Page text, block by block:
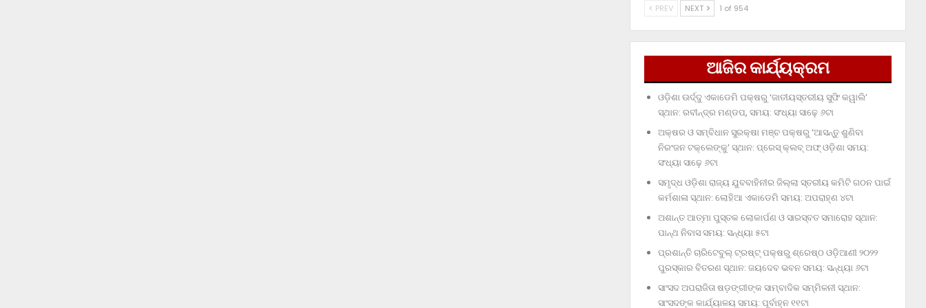
PREV NEXT 1 of 954
ଆଜିର କାର୍ଯ୍ୟକ୍ରମ
ଓଡ଼ିଶା ଊର୍ଦ୍ଦୁ ଏକାଡେମି ପକ୍ଷରୁ ‘ଜାତୀୟସ୍ତରୀୟ ସୁଫି କୱାଲି’
ସ୍ଥାନ: ରବୀନ୍ଦ୍ର ମଣ୍ଡପ, ସମୟ: ସଂଧ୍ୟା ସାଢ଼େ ୬ଟା
ଅକ୍ଷର ଓ ସମ୍ବିଧାନ ସୁରକ୍ଷା ମଞ୍ଚ ପକ୍ଷରୁ ‘ଆସନ୍ତୁ ଶୁଣିବା
ନିରଂଜନ ଟକ୍‌ଲେଙ୍କୁ’ ସ୍ଥାନ: ପ୍ରେସ୍‌ କ୍ଲବ୍‌ ଅଫ୍‌ ଓଡ଼ିଶା ସମୟ:
ସଂଧ୍ୟା ସାଢ଼େ ୬ଟା
ସମୃଦ୍ଧ ଓଡ଼ିଶା ରାଜ୍ୟ ଯୁବବାହିନୀର ଜିଲ୍ଲା ସ୍ତରୀୟ କମିଟି ଗଠନ ପାଇଁ
କର୍ମଶାଳା ସ୍ଥାନ: ଲୋହିଆ ଏକାଡେମି ସମୟ: ଅପରାହ୍‌ଣ ୪ଟା
ଅଶାନ୍ତ ଆତ୍ମା ପୁସ୍ତକ ଲୋକାର୍ପଣ ଓ ସାରସ୍ବତ ସମାରୋହ ସ୍ଥାନ:
ପାନ୍ଥ ନିବାସ ସମୟ: ସନ୍ଧ୍ୟା ୫ଟା
ପ୍ରଶାନ୍ତି ଚାରିଟେବୁଲ୍‌ ଟ୍ରଷ୍ଟ୍‌ ପକ୍ଷରୁ ଶ୍ରେଷ୍ଠ ଓଡ଼ିଆଣୀ ୨୦୨୨
ପୁରସ୍କାର ବିତରଣ ସ୍ଥାନ: ଜୟଦେବ ଭବନ ସମୟ: ସନ୍ଧ୍ୟା ୬ଟା
ସାଂସଦ ଅପରାଜିତା ଷଡ଼ଙ୍ଗୀଙ୍କ ସାମ୍ବାଦିକ ସମ୍ମିଳନୀ ସ୍ଥାନ:
ସାଂସଦଙ୍କ କାର୍ଯ୍ୟାଳୟ ସମୟ: ପୂର୍ବାହ୍ନ ୧୧ଟା